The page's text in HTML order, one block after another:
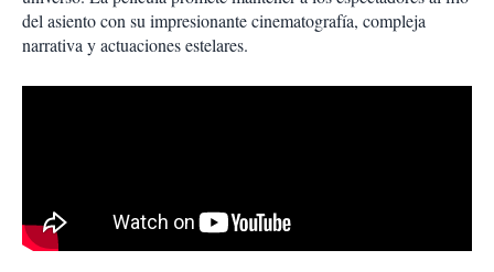
del asiento con su impresionante cinematografía, compleja
narrativa y actuaciones estelares.